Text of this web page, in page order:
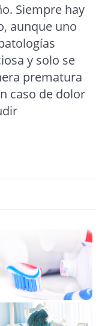
Siempre hay
aunque uno
y solo se
prematura
caso de dolor